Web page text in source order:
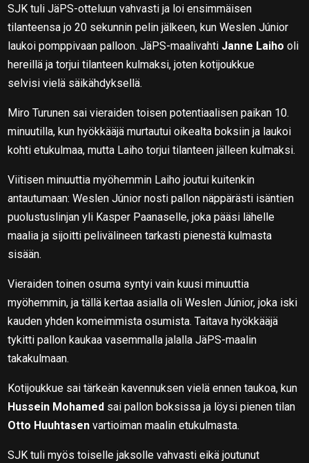
SJK tuli JäPS-otteluun vahvasti ja loi ensimmäisen
tilanteensa jo 20 sekunnin pelin jälkeen, kun Weslen Júnior
laukoi pomppivaan palloon. JäPS-maalivahti Janne Laiho oli
hereillä ja torjui tilanteen kulmaksi, joten kotijoukkue
selvisivielä säikähdyksellä.
Miro Turunen sai vieraiden toisen potentiaalisen paikan 10.
minuutilla, kun hyökkääjä murtautui oikealta boksiin ja laukoi
kohti etukulmaa, mutta Laiho torjui tilanteen jälleen kulmaksi.
Viitisen minuuttia myöhemmin Laiho joutui kuitenkin
antautumaan: Weslen Júnior nosti pallon näppärästi isäntien
puolustuslinjan yli Kasper Paanaselle, joka pääsi lähelle
maalia ja sijoitti pelivälineen tarkasti pienestä kulmasta
sisään.
Vieraiden toinen osuma syntyi vain kuusi minuuttia
myöhemmin, ja tällä kertaa asialla oli Weslen Júnior, joka iski
kauden yhden komeimmista osumista. Taitava hyökkääjä
tykitti pallon kaukaa vasemmalla jalalla JäPS-maalin
takakulmaan.
Kotijoukkue sai tärkeän kavennuksen vielä ennen taukoa, kun
Hussein Mohamed sai pallon boksissa ja löysi pienen tilan
Otto Huuhtasen vartioiman maalin etukulmasta.
SJK tuli myös toiselle jaksolle vahvasti eikä joutunut